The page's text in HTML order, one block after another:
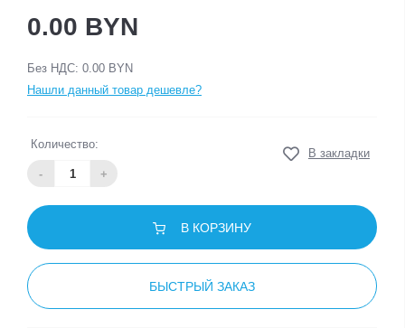
0.00 BYN
Без НДС: 0.00 BYN
Нашли данный товар дешевле?
Количество:
- +
В закладки
В КОРЗИНУ
БЫСТРЫЙ ЗАКАЗ